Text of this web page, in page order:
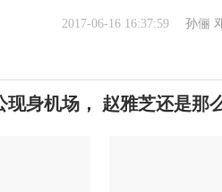
2017-06-16 16:37:59 孙俪
现身机场， 赵雅芝还是那